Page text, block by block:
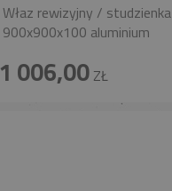
Właz rewizyjny / studzienka
900x900x100 aluminium
1 006,00ZŁ